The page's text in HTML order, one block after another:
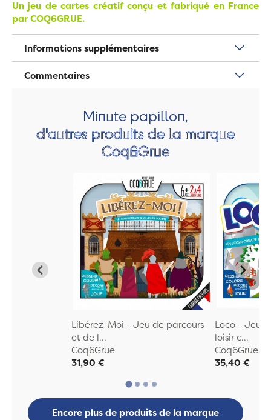
Un jeu de cartes créatif conçu et fabriqué en France
par COQ6GRUE.
Informations supplémentaires
Commentaires
Minute papillon,
d'autres produits de la marque
Coq6Grue
Libérez-Moi - Jeu de parcours
et de l...
Coq6Grue
31,90 €
Loco - Jeu
loisir c...
Coq6Grue
35,40 €
Encore plus de produits de la marque